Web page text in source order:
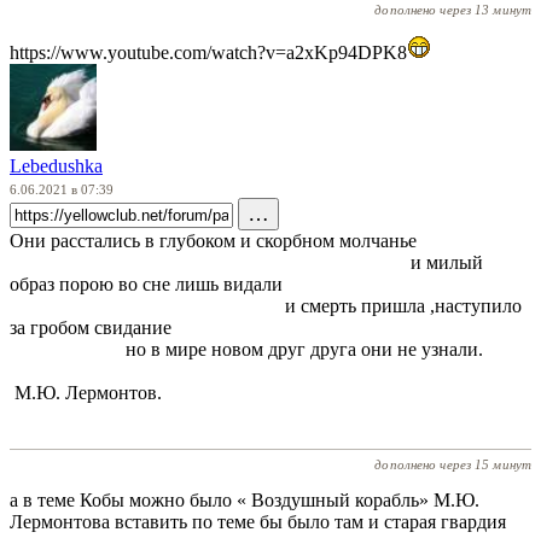
дополнено через 13 минут
https://www.youtube.com/watch?v=a2xKp94DPK8
Lebedushka
6.06.2021 в 07:39
…
Они расстались в глубоком и скорбном молчанье
и милый
образ порою во сне лишь видали
и смерть пришла ,наступило
за гробом свидание
но в мире новом друг друга они не узнали.
М.Ю. Лермонтов.
дополнено через 15 минут
а в теме Кобы можно было « Воздушный корабль» М.Ю.
Лермонтова вставить по теме бы было там и старая гвардия